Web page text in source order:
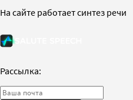
На сайте работает синтез речи
Рассылка: